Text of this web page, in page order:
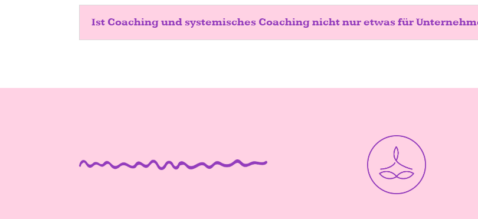
Ist Coaching und systemisches Coaching nicht nur etwas für